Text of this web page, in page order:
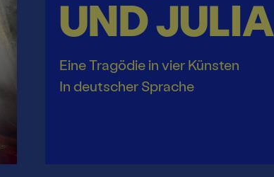
UND JULIA
Eine Tragödie in vier Künsten
In deutscher Sprache